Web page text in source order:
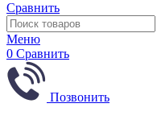
Сравнить
Меню
0 Сравнить
Позвонить